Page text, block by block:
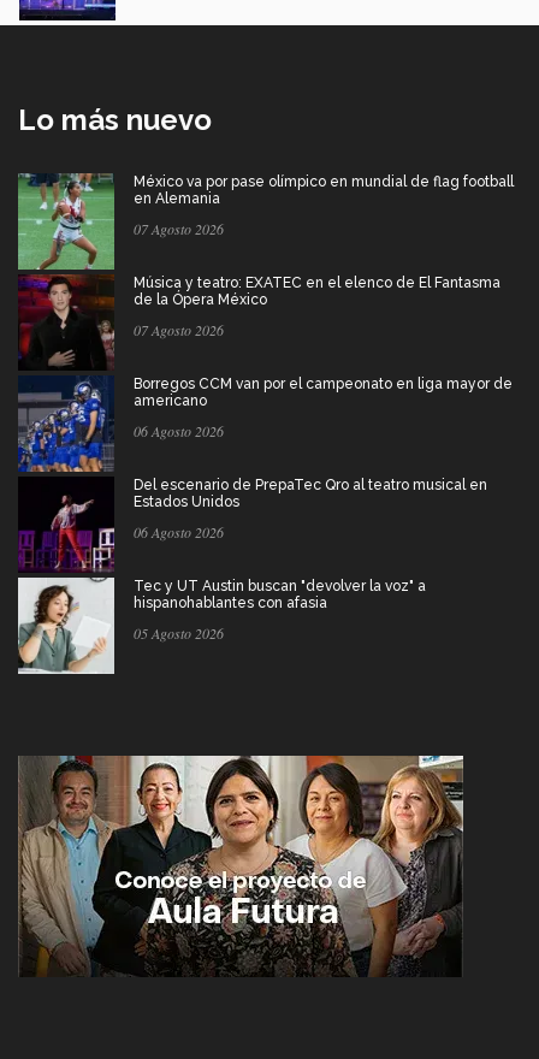
Lo más nuevo
México va por pase olímpico en mundial de flag football
en Alemania
07 Agosto 2026
Música y teatro: EXATEC en el elenco de El Fantasma
de la Ópera México
07 Agosto 2026
Borregos CCM van por el campeonato en liga mayor de
americano
06 Agosto 2026
Del escenario de PrepaTec Qro al teatro musical en
Estados Unidos
06 Agosto 2026
Tec y UT Austin buscan "devolver la voz" a
hispanohablantes con afasia
05 Agosto 2026